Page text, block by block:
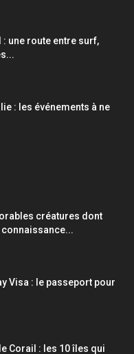
: une route entre surf,
: les événements à ne
créatures dont
Visa : le passeport pour
Corail : les 10 îles qui